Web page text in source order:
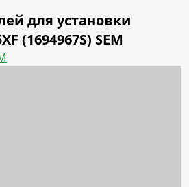
для установки
(1694967S) SEM